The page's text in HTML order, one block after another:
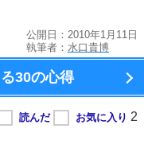
公開日：2010年1月11日
執筆者： 水口貴博
30の心得